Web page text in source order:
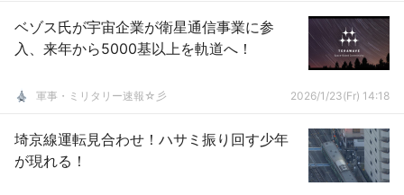
ベゾス氏が宇宙企業が衛星通信事業に参
入、来年から5000基以上を軌道へ！
軍事・ミリタリー速報☆彡 2026/1/23(Fr) 14:18
埼京線運転見合わせ！ハサミ振り回す少年
が現れる！